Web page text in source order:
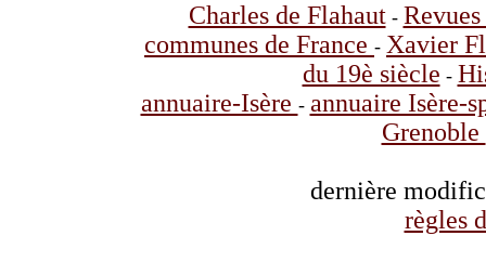
Charles de Flahaut-
communes de France - Xavier
du 19è siècle -
annuaire-Isère - annuaire Isère-
Grenoble
dernière
règles